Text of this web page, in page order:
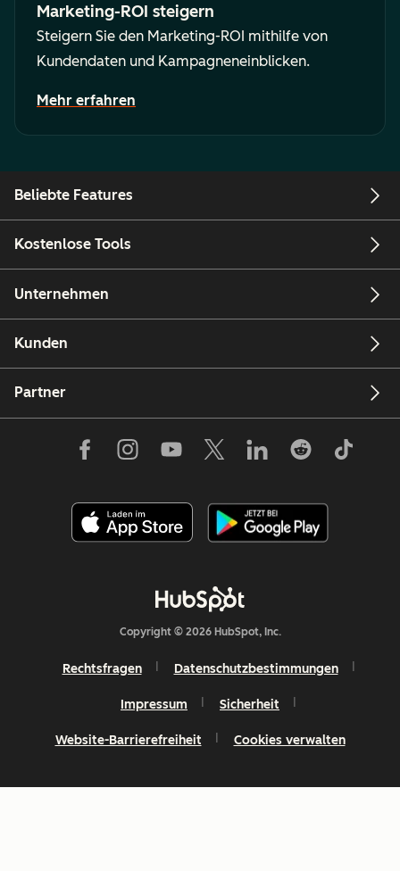
Marketing-ROI steigern
Steigern Sie den Marketing-ROI mithilfe von
Kundendaten und Kampagneneinblicken.
Mehr erfahren
Beliebte Features
Kostenlose Tools
Unternehmen
Kunden
Partner
Copyright © 2026 HubSpot, Inc.
Rechtsfragen Datenschutzbestimmungen
Impressum Sicherheit
Website-Barrierefreiheit Cookies verwalten